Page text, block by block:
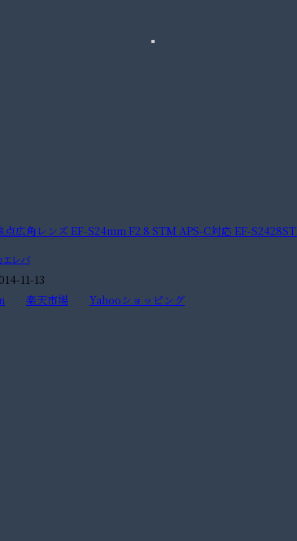
点広角レンズ EF-S24mm F2.8 STM APS-C対応 EF-
エレバ
11-13
楽天市場 Yahooショッピング